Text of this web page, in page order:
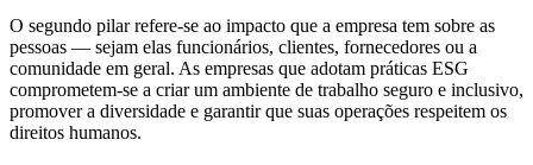
de
Proteção
a
Lei
Geral
O segundo pilar refere-se ao impacto que a empresa tem sobre as
pessoas — sejam elas funcionários, clientes, fornecedores ou a
comunidade em geral. As empresas que adotam práticas ESG
comprometem-se a criar um ambiente de trabalho seguro e inclusivo,
promover a diversidade e garantir que suas operações respeitem os
direitos humanos.